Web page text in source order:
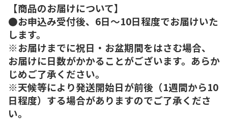
【商品のお届けについて】
●お申込み受付後、6日～10日程度でお届けいた
します。
※お届けまでに祝日・お盆期間をはさむ場合、
お届けに日数がかかることがございます。あらか
じめご了承ください。
※天候等により発送開始日が前後（1週間から10
日程度）する場合がありますのでご了承くださ
い。